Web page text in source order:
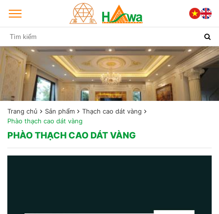
Trang chủ Sản phẩm
Thạch cao dát vàng
Phào thạch cao dát vàng
PHÀO THẠCH CAO DÁT VÀNG